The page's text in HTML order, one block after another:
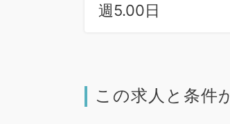
週5.00日
この求人と条件